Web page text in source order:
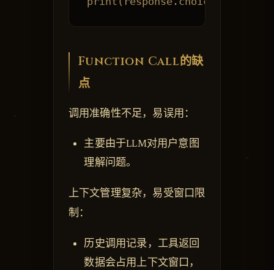
Function Call的缺
点
调用准确性不足，易误用：
主要由于LLM对用户意图
理解问题。
上下文管理复杂，易受窗口限
制：
历史调用记录，工具返回
数据会占用上下文窗口，